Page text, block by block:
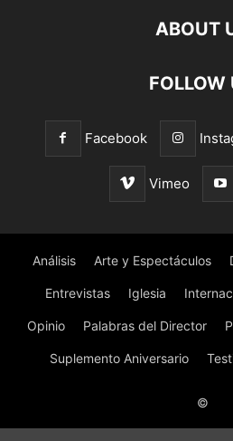
ABOUT
FOLLOW
Facebook
Vimeo
Análisis Arte y Espectáculos
Entrevistas Iglesia
Opinio Palabras del Director
Suplemento Aniversario
©